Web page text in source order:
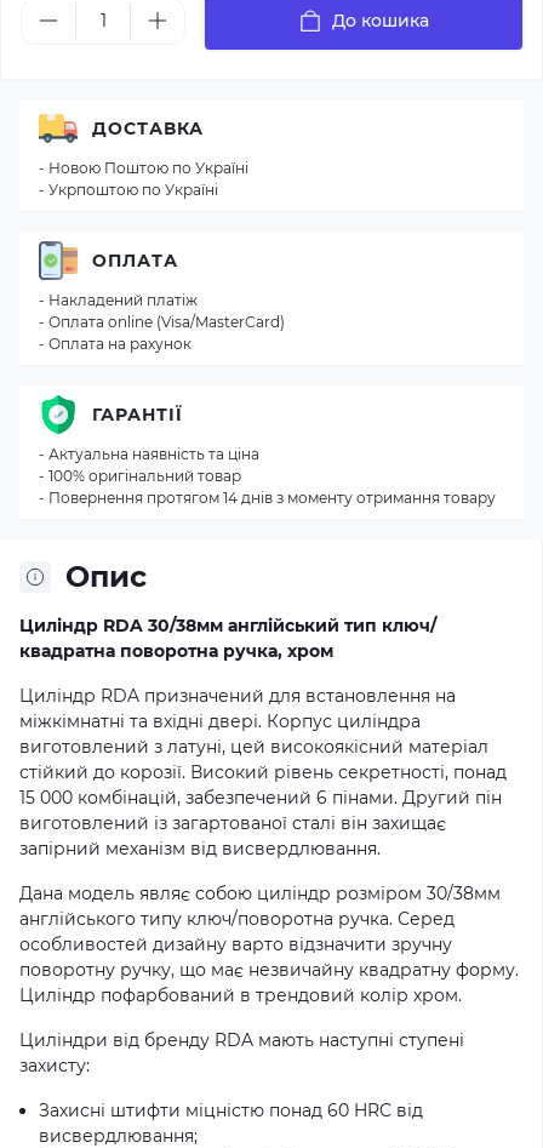
До кошика
Опис
Циліндр RDA 30/38мм англійський тип ключ/
квадратна поворотна ручка, хром
Циліндр RDA призначений для встановлення на
міжкімнатні та вхідні двері. Корпус циліндра
виготовлений з латуні, цей високоякісний матеріал
стійкий до корозії. Високий рівень секретності, понад
15 000 комбінацій, забезпечений 6 пінами. Другий пін
виготовлений із загартованої сталі він захищає
запірний механізм від висвердлювання.
Дана модель являє собою циліндр розміром 30/38мм
англійського типу ключ/поворотна ручка. Серед
особливостей дизайну варто відзначити зручну
поворотну ручку, що має незвичайну квадратну форму.
Циліндр пофарбований в трендовий колір хром.
Циліндри від бренду RDA мають наступні ступені
захисту:
Захисні штифти міцністю понад 60 HRC від
висвердлювання;
ДОСТАВКА
- Новою Поштою по Україні
- Укрпоштою по Україні
ОПЛАТА
- Накладений платіж
- Оплата online (Visa/MasterCard)
- Оплата на рахунок
ГАРАНТІЇ
- Актуальна наявність та ціна
- 100% оригінальний товар
- Повернення протягом 14 днів з моменту отримання товару